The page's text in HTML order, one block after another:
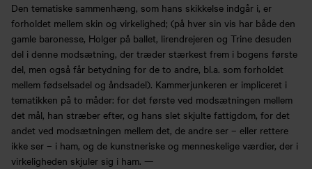
Den tematiske sammenhæng, som hans skikkelse indgår i, er
forholdet mellem skin og virkelighed; (på hver sin vis har både den
gamle baronesse, Holger på ballet, lirendrejeren og Trine desuden
del i denne modsætning, der træder stærkest frem i bogens første
del, men også får betydning for de to andre, bl.a. som forholdet
mellem fødselsadel og åndsadel). Kammerjunkeren er impliceret i
tematikken på to måder: for det første ved modsætningen mellem
det mål, han stræber efter, og hans slet skjulte fattigdom, for det
andet ved modsætningen mellem det, de andre ser – eller rettere
ikke ser – i ham, og de kunstneriske og menneskelige værdier, der i
virkeligheden skjuler sig i ham. —